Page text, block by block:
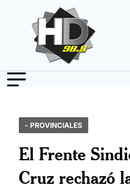
- PROVINCIALES
El Frente
Cruz rechazó